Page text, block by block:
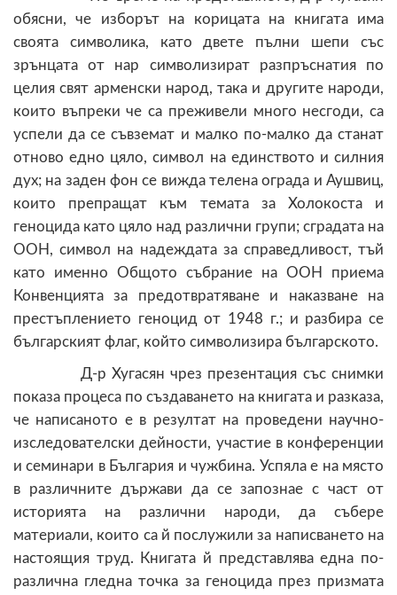
обясни, че изборът на корицата на книгата има
своята символика, като двете пълни шепи със
зрънцата от нар символизират разпръснатия по
целия свят арменски народ, така и другите народи,
които въпреки че са преживели много несгоди, са
успели да се съвземат и малко по-малко да станат
отново едно цяло, символ на единството и силния
дух; на заден фон се вижда телена ограда и Аушвиц,
които препращат към темата за Холокоста и
геноцида като цяло над различни групи; сградата на
ООН, символ на надеждата за справедливост, тъй
като именно Общото събрание на ООН приема
Конвенцията за предотвратяване и наказване на
престъплението геноцид от 1948 г.; и разбира се
българският флаг, който символизира българското.
Д-р Хугасян чрез презентация със снимки
показа процеса по създаването на книгата и разказа,
че написаното е в резултат на проведени научно-
изследователски дейности, участие в конференции
и семинари в България и чужбина. Успяла е на място
в различните държави да се запознае с част от
историята на различни народи, да събере
материали, които са й послужили за написването на
настоящия труд. Книгата й представлява една по-
различна гледна точка за геноцида през призмата